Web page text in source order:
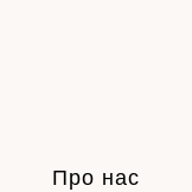
Про нас